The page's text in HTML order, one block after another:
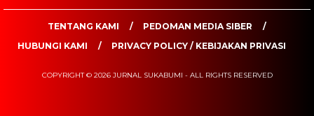
TENTANG KAMI
PEDOMAN MEDIA SIBER
HUBUNGI KAMI
PRIVACY POLICY / KEBIJAKAN PRIVASI
COPYRIGHT © 2026 JURNAL SUKABUMI - ALL RIGHTS RESERVED